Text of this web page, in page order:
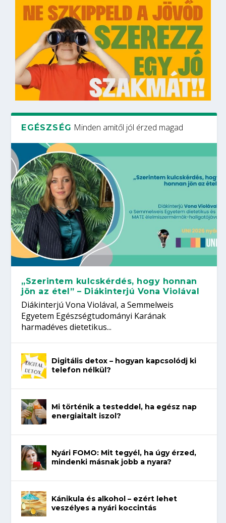
EGÉSZSÉG Minden amitől jól érzed magad
„Szerintem kulcskérdés, hogy honnan
jön az étel” – Diákinterjú Vona Violával
Diákinterjú Vona Violával, a Semmelweis
Egyetem Egészségtudományi Karának
harmadéves dietetikus...
Digitális detox – hogyan kapcsolódj ki
telefon nélkül?
Mi történik a testeddel, ha egész nap
energiaitalt iszol?
Nyári FOMO: Mit tegyél, ha úgy érzed,
mindenki másnak jobb a nyara?
Kánikula és alkohol – ezért lehet
veszélyes a nyári koccintás